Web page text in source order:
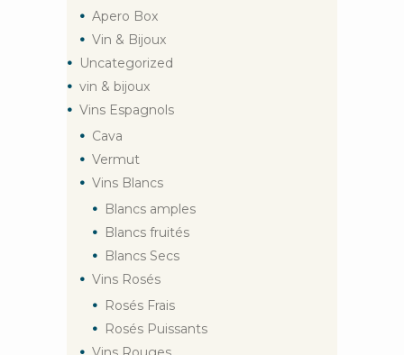
Apero Box
Vin & Bijoux
Uncategorized
vin & bijoux
Vins Espagnols
Cava
Vermut
Vins Blancs
Blancs amples
Blancs fruités
Blancs Secs
Vins Rosés
Rosés Frais
Rosés Puissants